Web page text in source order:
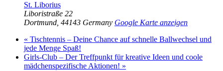
St. Liborius
Liboristraße 22
Dortmund 44143 Germany Google Karte anzeigen
« Tischtennis – Deine Chance auf schnelle Ballwechsel und
jede Menge Spaß!
Girls-Club – Der Treffpunkt für kreative Ideen und coole
mädchenspezifische Aktionen! »